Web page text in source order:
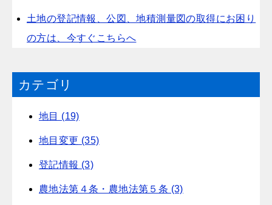
土地の登記情報、公図、地積測量図の取得にお困り
の方は、今すぐこちらへ
カテゴリ
地目 (19)
地目変更 (35)
登記情報 (3)
農地法第４条・農地法第５条 (3)